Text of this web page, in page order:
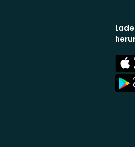
App
Store
App
Store